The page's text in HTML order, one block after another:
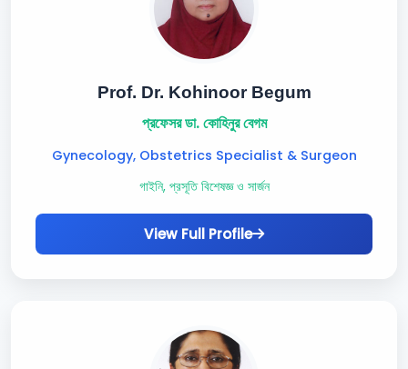
Prof. Dr. Kohinoor Begum
প্রফেসর ডা. কোহিনুর বেগম
Gynecology, Obstetrics Specialist & Surgeon
গাইনি, প্রসূতি বিশেষজ্ঞ ও সার্জন
View Full Profile